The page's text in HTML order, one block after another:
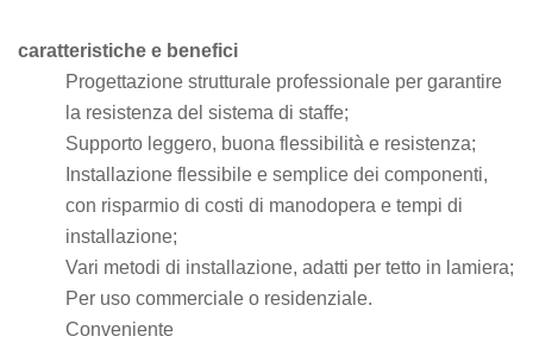
caratteristiche e benefici
Progettazione strutturale professionale per garantire
la resistenza del sistema di staffe;
Supporto leggero, buona flessibilità e resistenza;
Installazione flessibile e semplice dei componenti,
con risparmio di costi di manodopera e tempi di
installazione;
Vari metodi di installazione, adatti per tetto in lamiera;
Per uso commerciale o residenziale.
Conveniente